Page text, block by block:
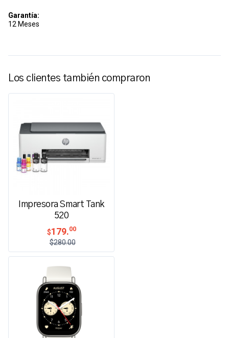
Garantía:
12 Meses
Los clientes también compraron
Impresora Smart Tank
520
$179.00
$280.00